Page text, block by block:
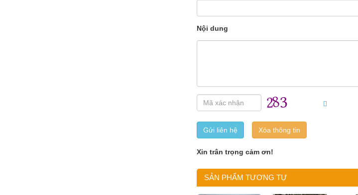
Nội dung
Gửi liên hệ
Xin trân trọng cảm ơn!
SẢN PHẨM TƯƠNG TỰ